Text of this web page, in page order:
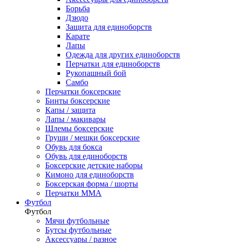
Борьба
Дзюдо
Защита для единоборств
Карате
Лапы
Одежда для других единоборств
Перчатки для единоборств
Рукопашный бой
Самбо
Перчатки боксерские
Бинты боксерские
Капы / защита
Лапы / макивары
Шлемы боксерские
Груши / мешки боксерские
Обувь для бокса
Обувь для единоборств
Боксерские детские наборы
Кимоно для единоборств
Боксерская форма / шорты
Перчатки ММА
Футбол
Футбол
Мячи футбольные
Бутсы футбольные
Аксессуары / разное